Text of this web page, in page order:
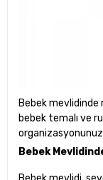
Bebek mevlidinde
bebek temalı ve
Bebek